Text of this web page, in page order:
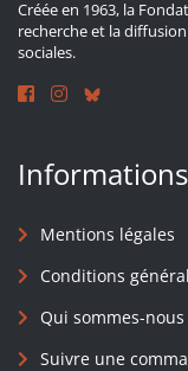
Créée en 1963, la
recherche et la
sociales.
Informations
Mentions légales
Conditions
Qui sommes-nous
Suivre une